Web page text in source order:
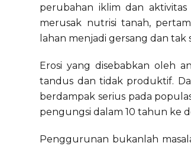
perubahan iklim dan
merusak nutrisi tanah,
lahan menjadi gersang dan tak
Erosi yang disebabkan oleh
tandus dan tidak produktif.
berdampak serius pada
pengungsi dalam 10 tahun ke
Penggurunan bukanlah